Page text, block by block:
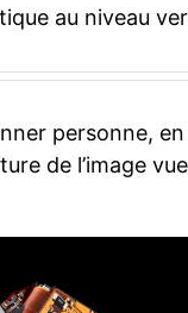
au niveau
personne,
de l’image